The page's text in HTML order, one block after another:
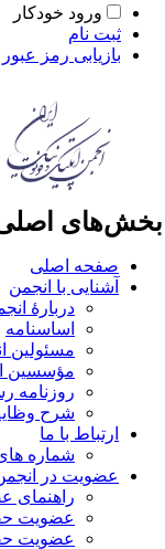
ورود خودکار
ثبت نام
بازیابی رمز عبور
اصلی
صفحه اصلی
آشنایی با انجمن
دربارۀ
اساسنامه
مسئولین
مؤسسین
روزنامه
شرح وظایف
ارتباط با ما
شماره های
عضویت در انجمن
راهنمای
عضویت
عضویت